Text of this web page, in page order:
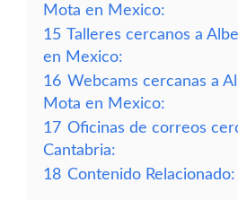
Mota en Mexico:
15 Talleres cercanos a
en Mexico:
16 Webcams cercanas a
Mota en Mexico:
17 Oficinas de correos
Cantabria:
18 Contenido Relacionado: